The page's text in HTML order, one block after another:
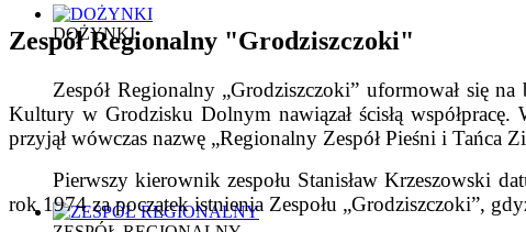
DOŻYNKI
Zespół Regionalny "Grodziszczoki"
Zespół Regionalny „Grodziszczoki” uformował się
Kultury w Grodzisku Dolnym nawiązał ścisłą
przyjął wówczas nazwę „Regionalny Zespół Pieśni i Tańca
Pierwszy kierownik zespołu Stanisław Krzeszowski
rok 1974 za początek istnienia Zespołu „Grodziszczoki”,